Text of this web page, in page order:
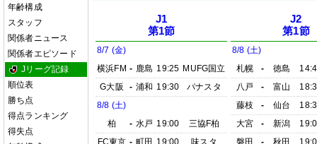
年齢構成
スタッフ
関係者ニュース
関係者エピソード
Jリーグ記録
順位表
勝ち点
得点ランキング
得失点
J1
第1節
8/7 (金)
横浜FM - 鹿島 19:25 MUFG国立
G大阪
- 浦和 19:30
パナスタ
8/8 (土)
柏
- 水戸 19:00
三協F柏
FC東京 - 町田 19:00
味スタ
J2
第1節
8/8 (土)
札幌
- 徳島
八戸
- 富山
藤枝
- 仙台
大宮
- 新潟
磐田
- 秋田